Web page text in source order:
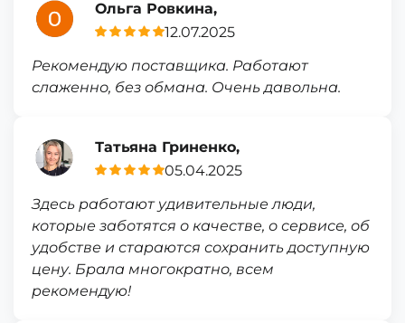
Ольга Ровкина,
12.07.2025
Рекомендую поставщика. Работают
слаженно, без обмана. Очень давольна.
Татьяна Гриненко,
05.04.2025
Здесь работают удивительные люди,
которые заботятся о качестве, о сервисе, об
удобстве и стараются сохранить доступную
цену. Брала многократно, всем
рекомендую!